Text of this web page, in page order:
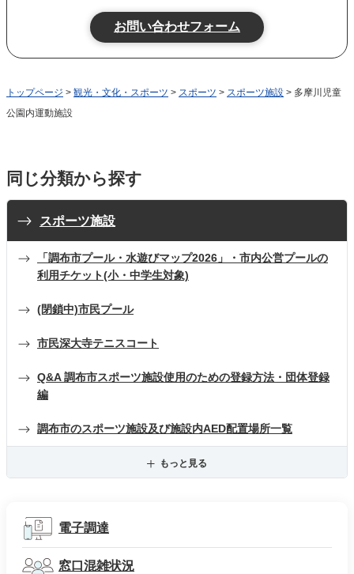
トップページ > 観光・文化・スポーツ > スポーツ > スポーツ施設 > 多摩川児童
公園内運動施設
同じ分類から探す
スポーツ施設
「調布市プール・水遊びマップ2026」・市内公営プールの
利用チケット(小・中学生対象)
(閉鎖中)市民プール
市民深大寺テニスコート
Q&A 調布市スポーツ施設使用のための登録方法・団体登録
編
調布市のスポーツ施設及び施設内AED配置場所一覧
もっと見る
電子調達
窓口混雑状況